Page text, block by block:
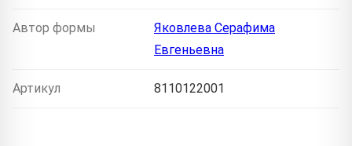
Автор формы
Яковлева Серафима
Евгеньевна
Артикул 8110122001